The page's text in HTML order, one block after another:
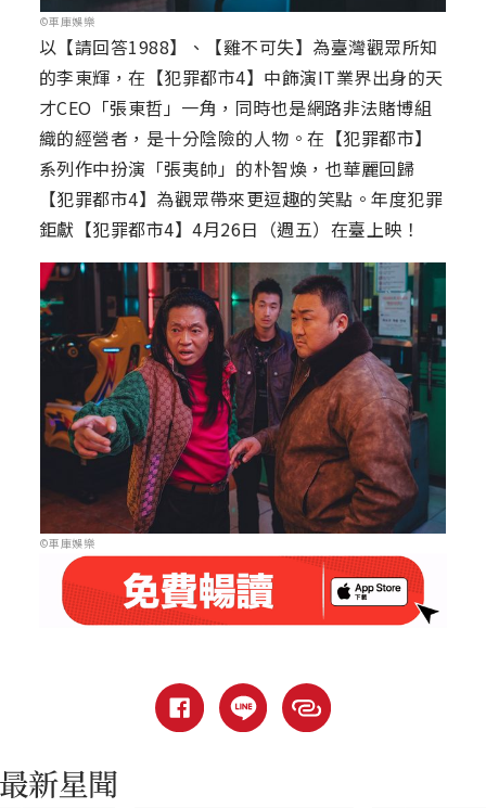
©車庫娛樂
以【請回答1988】、【雞不可失】為臺灣觀眾所知
的李東輝，在【犯罪都市4】中飾演IT業界出身的天
才CEO「張東哲」一角，同時也是網路非法賭博組
織的經營者，是十分陰險的人物。在【犯罪都市】
系列作中扮演「張夷帥」的朴智煥，也華麗回歸
【犯罪都市4】為觀眾帶來更逗趣的笑點。年度犯罪
鉅獻【犯罪都市4】4月26日（週五）在臺上映！
©車庫娛樂